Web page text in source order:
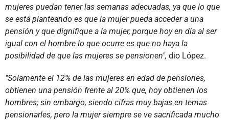
mujeres puedan tener las semanas adecuadas, ya que lo que
se está planteando es que la mujer pueda acceder a una
pensión y que dignifique a la mujer, porque hoy en día al ser
igual con el hombre lo que ocurre es que no haya la
posibilidad de que las mujeres se pensionen", dio López.
"Solamente el 12% de las mujeres en edad de pensiones,
obtienen una pensión frente al 20% que, hoy obtienen los
hombres; sin embargo, siendo cifras muy bajas en temas
pensionarles, pero la mujer siempre se ve sacrificada mucho